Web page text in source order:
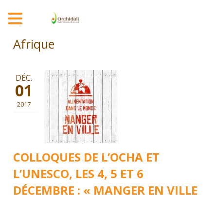
Afrique
COLLOQUES DE L’OCHA ET
L’UNESCO, LES 4, 5 ET 6
DÉCEMBRE : « MANGER EN VILLE
DÉC.
01
2017